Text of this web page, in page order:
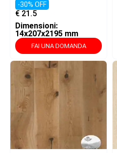
-30% OFF
€ 21.5
Dimensioni:
14x207x2195 mm
FAI UNA DOMANDA